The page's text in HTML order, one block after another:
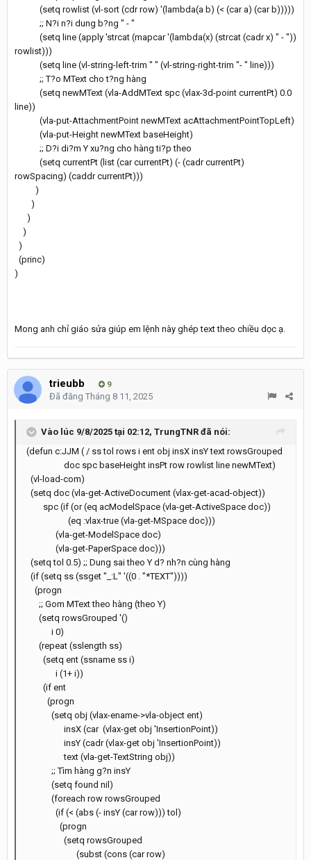
(setq rowlist (vl-sort (cdr row) '(lambda(a b) (< (car a) (car b)))))
;; N?i n?i dung b?ng " - "
(setq line (apply 'strcat (mapcar '(lambda(x) (strcat (cadr x) " - "))
rowlist)))
(setq line (vl-string-left-trim " " (vl-string-right-trim "- " line)))
;; T?o MText cho t?ng hàng
(setq newMText (vla-AddMText spc (vlax-3d-point currentPt) 0.0
line))
(vla-put-AttachmentPoint newMText acAttachmentPointTopLeft)
(vla-put-Height newMText baseHeight)
;; D?i di?m Y xu?ng cho hàng ti?p theo
(setq currentPt (list (car currentPt) (- (cadr currentPt)
rowSpacing) (caddr currentPt)))
)
)
)
)
)
(princ)
)
Mong anh chỉ giáo sửa giúp em lệnh này ghép text theo chiều dọc ạ.
trieubb 9
Đã đăng Tháng 8 11, 2025
Vào lúc 9/8/2025 tại 02:12, TrungTNR đã nói:
(defun c:JJM ( / ss tol rows i ent obj insX insY text rowsGrouped
doc spc baseHeight insPt row rowlist line newMText)
(vl-load-com)
(setq doc (vla-get-ActiveDocument (vlax-get-acad-object))
spc (if (or (eq acModelSpace (vla-get-ActiveSpace doc))
(eq :vlax-true (vla-get-MSpace doc)))
(vla-get-ModelSpace doc)
(vla-get-PaperSpace doc)))
(setq tol 0.5) ;; Dung sai theo Y d? nh?n cùng hàng
(if (setq ss (ssget "_:L" '((0 . "*TEXT"))))
(progn
;; Gom MText theo hàng (theo Y)
(setq rowsGrouped '()
i 0)
(repeat (sslength ss)
(setq ent (ssname ss i)
i (1+ i))
(if ent
(progn
(setq obj (vlax-ename->vla-object ent)
insX (car (vlax-get obj 'InsertionPoint))
insY (cadr (vlax-get obj 'InsertionPoint))
text (vla-get-TextString obj))
;; Tìm hàng g?n insY
(setq found nil)
(foreach row rowsGrouped
(if (< (abs (- insY (car row))) tol)
(progn
(setq rowsGrouped
(subst (cons (car row)